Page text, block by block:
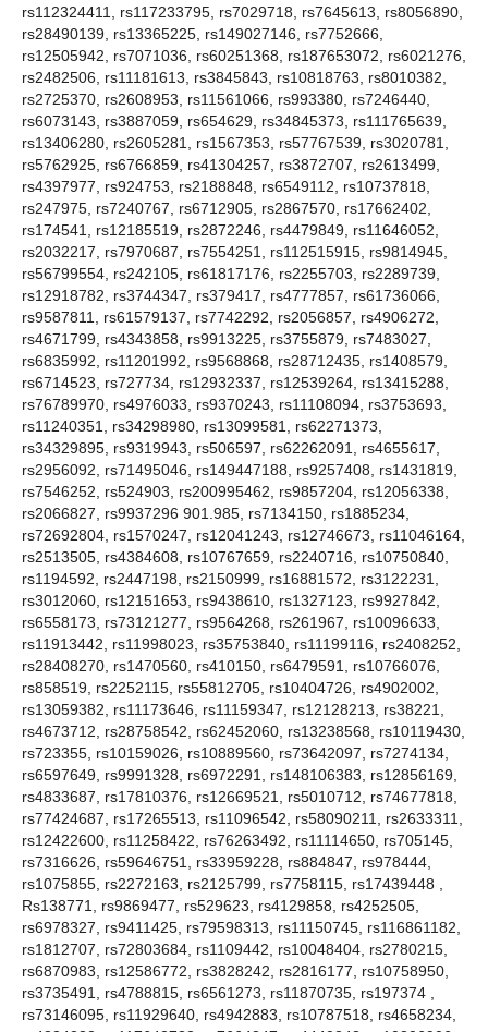
rs112324411, rs117233795, rs7029718, rs7645613, rs8056890,
rs28490139, rs13365225, rs149027146, rs7752666,
rs12505942, rs7071036, rs60251368, rs187653072, rs6021276,
rs2482506, rs11181613, rs3845843, rs10818763, rs8010382,
rs2725370, rs2608953, rs11561066, rs993380, rs7246440,
rs6073143, rs3887059, rs654629, rs34845373, rs111765639,
rs13406280, rs2605281, rs1567353, rs57767539, rs3020781,
rs5762925, rs6766859, rs41304257, rs3872707, rs2613499,
rs4397977, rs924753, rs2188848, rs6549112, rs10737818,
rs247975, rs7240767, rs6712905, rs2867570, rs17662402,
rs174541, rs12185519, rs2872246, rs4479849, rs11646052,
rs2032217, rs7970687, rs7554251, rs112515915, rs9814945,
rs56799554, rs242105, rs61817176, rs2255703, rs2289739,
rs12918782, rs3744347, rs379417, rs4777857, rs61736066,
rs9587811, rs61579137, rs7742292, rs2056857, rs4906272,
rs4671799, rs4343858, rs9913225, rs3755879, rs7483027,
rs6835992, rs11201992, rs9568868, rs28712435, rs1408579,
rs6714523, rs727734, rs12932337, rs12539264, rs13415288,
rs76789970, rs4976033, rs9370243, rs11108094, rs3753693,
rs11240351, rs34298980, rs13099581, rs62271373,
rs34329895, rs9319943, rs506597, rs62262091, rs4655617,
rs2956092, rs71495046, rs149447188, rs9257408, rs1431819,
rs7546252, rs524903, rs200995462, rs9857204, rs12056338,
rs2066827, rs9937296 901.985, rs7134150, rs1885234,
rs72692804, rs1570247, rs12041243, rs12746673, rs11046164,
rs2513505, rs4384608, rs10767659, rs2240716, rs10750840,
rs1194592, rs2447198, rs2150999, rs16881572, rs3122231,
rs3012060, rs12151653, rs9438610, rs1327123, rs9927842,
rs6558173, rs73121277, rs9564268, rs261967, rs10096633,
rs11913442, rs11998023, rs35753840, rs11199116, rs2408252,
rs28408270, rs1470560, rs410150, rs6479591, rs10766076,
rs858519, rs2252115, rs55812705, rs10404726, rs4902002,
rs13059382, rs11173646, rs11159347, rs12128213, rs38221,
rs4673712, rs28758542, rs62452060, rs13238568, rs10119430,
rs723355, rs10159026, rs10889560, rs73642097, rs7274134,
rs6597649, rs9991328, rs6972291, rs148106383, rs12856169,
rs4833687, rs17810376, rs12669521, rs5010712, rs74677818,
rs77424687, rs17265513, rs11096542, rs58090211, rs2633311,
rs12422600, rs11258422, rs76263492, rs11114650, rs705145,
rs7316626, rs59646751, rs33959228, rs884847, rs978444,
rs1075855, rs2272163, rs2125799, rs7758115, rs17439448 ,
Rs138771, rs9869477, rs529623, rs4129858, rs4252505,
rs6978327, rs9411425, rs79598313, rs11150745, rs116861182,
rs1812707, rs72803684, rs1109442, rs10048404, rs2780215,
rs6870983, rs12586772, rs3828242, rs2816177, rs10758950,
rs3735491, rs4788815, rs6561273, rs11870735, rs197374 ,
rs73146095, rs11929640, rs4942883, rs10787518, rs4658234,